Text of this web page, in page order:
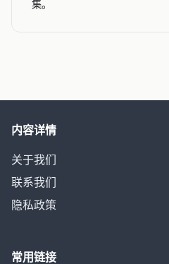
集。
内容详情
关于我们
联系我们
隐私政策
常用链接